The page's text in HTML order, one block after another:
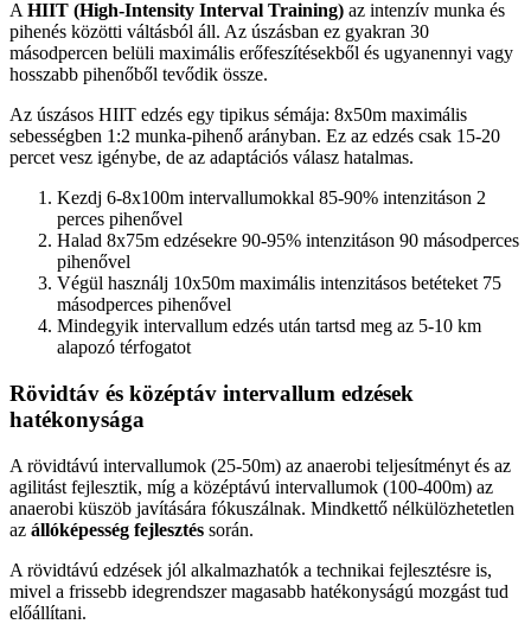
A HIIT (High-Intensity Interval Training) az intenzív munka és
pihenés közötti váltásból áll. Az úszásban ez gyakran 30
másodpercen belüli maximális erőfeszítésekből és ugyanennyi vagy
hosszabb pihenőből tevődik össze.
Az úszásos HIIT edzés egy tipikus sémája: 8x50m maximális
sebességben 1:2 munka-pihenő arányban. Ez az edzés csak 15-20
percet vesz igénybe, de az adaptációs válasz hatalmas.
Kezdj 6-8x100m intervallumokkal 85-90% intenzitáson 2
perces pihenővel
Halad 8x75m edzésekre 90-95% intenzitáson 90 másodperces
pihenővel
Végül használj 10x50m maximális intenzitásos betéteket 75
másodperces pihenővel
Mindegyik intervallum edzés után tartsd meg az 5-10 km
alapozó térfogatot
Rövidtáv és középtáv intervallum edzések
hatékonysága
A rövidtávú intervallumok (25-50m) az anaerobi teljesítményt és az
agilitást fejlesztik, míg a középtávú intervallumok (100-400m) az
anaerobi küszöb javítására fókuszálnak. Mindkettő nélkülözhetetlen
az állóképesség fejlesztés során.
A rövidtávú edzések jól alkalmazhatók a technikai fejlesztésre is,
mivel a frissebb idegrendszer magasabb hatékonyságú mozgást tud
előállítani.